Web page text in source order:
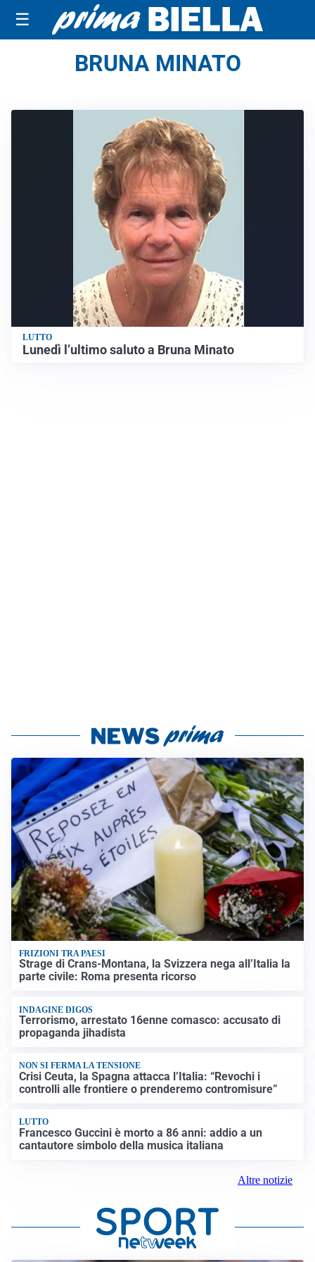
☰
BRUNA MINATO
LUTTO
Lunedì l’ultimo saluto a Bruna Minato
FRIZIONI TRA PAESI
Strage di Crans-Montana, la Svizzera nega all’Italia la
parte civile: Roma presenta ricorso
INDAGINE DIGOS
Terrorismo, arrestato 16enne comasco: accusato di
propaganda jihadista
NON SI FERMA LA TENSIONE
Crisi Ceuta, la Spagna attacca l’Italia: “Revochi i
controlli alle frontiere o prenderemo contromisure”
LUTTO
Francesco Guccini è morto a 86 anni: addio a un
cantautore simbolo della musica italiana
Altre notizie